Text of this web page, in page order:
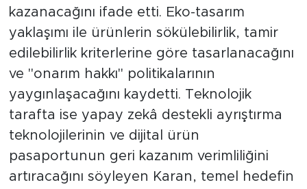
kazanacağını ifade etti. Eko-tasarım
yaklaşımı ile ürünlerin sökülebilirlik, tamir
edilebilirlik kriterlerine göre tasarlanacağını
ve "onarım hakkı" politikalarının
yaygınlaşacağını kaydetti. Teknolojik
tarafta ise yapay zekâ destekli ayrıştırma
teknolojilerinin ve dijital ürün
pasaportunun geri kazanım verimliliğini
artıracağını söyleyen Karan, temel hedefin